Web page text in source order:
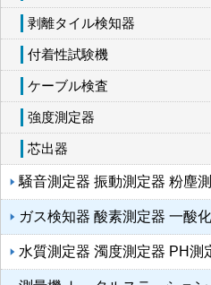
剥離タイル検知器
付着性試験機
ケーブル検査
強度測定器
芯出器
騒音測定器 振動測定器 粉塵
ガス検知器 酸素測定器 一酸
水質測定器 濁度測定器 PH測